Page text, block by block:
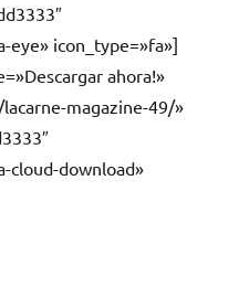
eye» icon_type=»fa»]
ahora!»
magazine-49/»
cloud-download»